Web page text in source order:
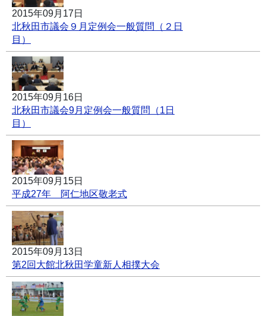
2015年09月17日
北秋田市議会９月定例会一般質問（２日
目）
2015年09月16日
北秋田市議会9月定例会一般質問（1日
目）
2015年09月15日
平成27年 阿仁地区敬老式
2015年09月13日
第2回大館北秋田学童新人相撲大会